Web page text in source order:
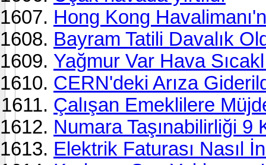
Hong Kong
Bayram Tatili Davalık
Yağmur Var Hava
CERN'deki Arıza
Çalışan Emeklilere
Numara Taşınabilirliği 9
Elektrik Faturası Nasıl